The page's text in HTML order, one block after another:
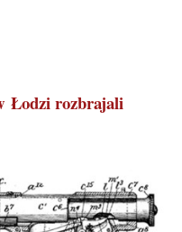
Łodzi rozbrajali